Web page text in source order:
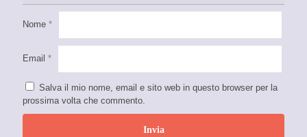
Nome *
Email *
Salva il mio nome, email e sito web in questo browser per la
prossima volta che commento.